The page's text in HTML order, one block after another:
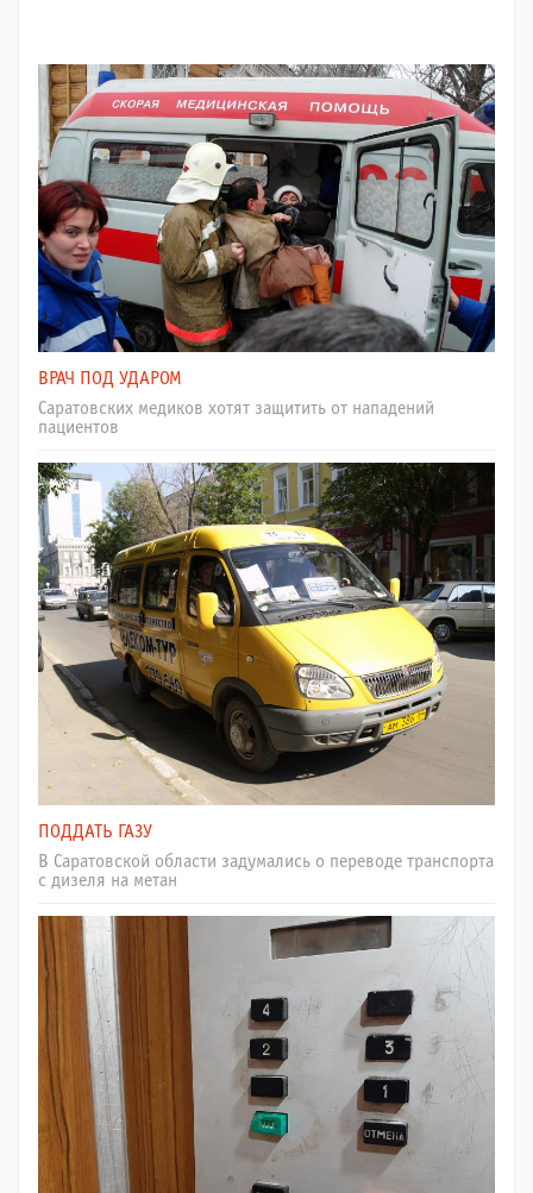
ВРАЧ ПОД УДАРОМ
Саратовских медиков хотят защитить от нападений
пациентов
ПОДДАТЬ ГАЗУ
В Саратовской области задумались о переводе транспорта
с дизеля на метан